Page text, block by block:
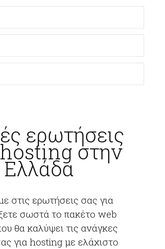
ερωτήσεις
στην
Ελλάδα
στις ερωτήσεις σας για
σωστά το πακέτο web
θα καλύψει τις ανάγκες
για hosting με ελάχιστο